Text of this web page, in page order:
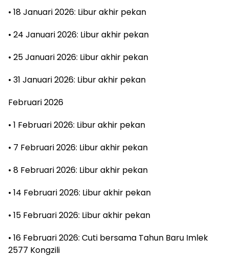
• 18 Januari 2026: Libur akhir pekan
• 24 Januari 2026: Libur akhir pekan
• 25 Januari 2026: Libur akhir pekan
• 31 Januari 2026: Libur akhir pekan
Februari 2026
• 1 Februari 2026: Libur akhir pekan
• 7 Februari 2026: Libur akhir pekan
• 8 Februari 2026: Libur akhir pekan
• 14 Februari 2026: Libur akhir pekan
• 15 Februari 2026: Libur akhir pekan
• 16 Februari 2026: Cuti bersama Tahun Baru Imlek
2577 Kongzili